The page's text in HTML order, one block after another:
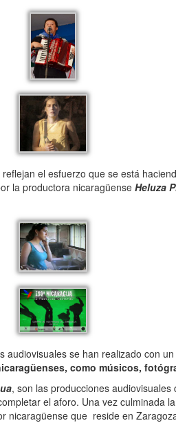
reflejan el esfuerzo que se está
la productora nicaragüense Heluza
se han realizado con
como músicos,
, son las producciones
el aforo. Una vez culminada
nicaragüense que reside en